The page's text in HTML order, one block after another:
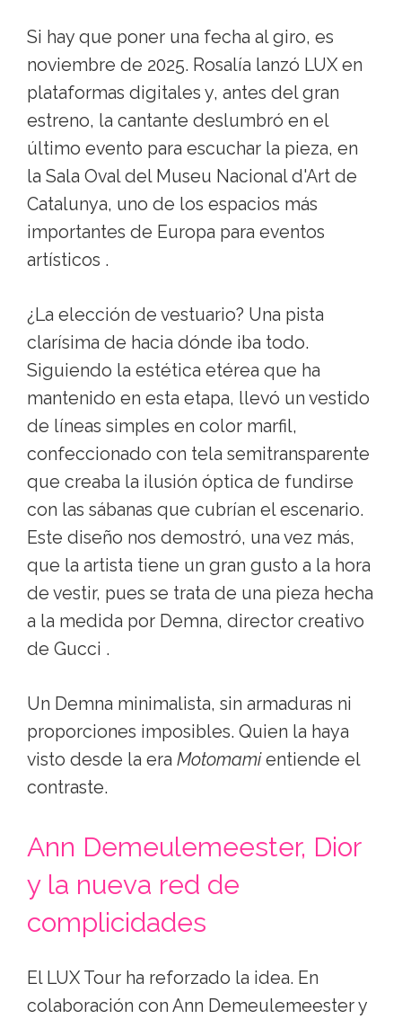
Si hay que poner una fecha al giro, es
noviembre de 2025. Rosalía lanzó LUX en
plataformas digitales y, antes del gran
estreno, la cantante deslumbró en el
último evento para escuchar la pieza, en
la Sala Oval del Museu Nacional d'Art de
Catalunya, uno de los espacios más
importantes de Europa para eventos
artísticos .
¿La elección de vestuario? Una pista
clarísima de hacia dónde iba todo.
Siguiendo la estética etérea que ha
mantenido en esta etapa, llevó un vestido
de líneas simples en color marfil,
confeccionado con tela semitransparente
que creaba la ilusión óptica de fundirse
con las sábanas que cubrían el escenario.
Este diseño nos demostró, una vez más,
que la artista tiene un gran gusto a la hora
de vestir, pues se trata de una pieza hecha
a la medida por Demna, director creativo
de Gucci .
Un Demna minimalista, sin armaduras ni
proporciones imposibles. Quien la haya
visto desde la era Motomamientiende el
contraste.
Ann Demeulemeester, Dior
y la nueva red de
complicidades
El LUX Tour ha reforzado la idea. En
colaboración con Ann Demeulemeester y